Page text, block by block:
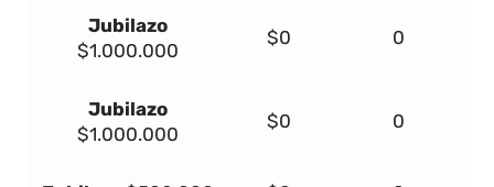
Jubilazo
$1.000.000
$0 0
Jubilazo
$1.000.000
$0 0